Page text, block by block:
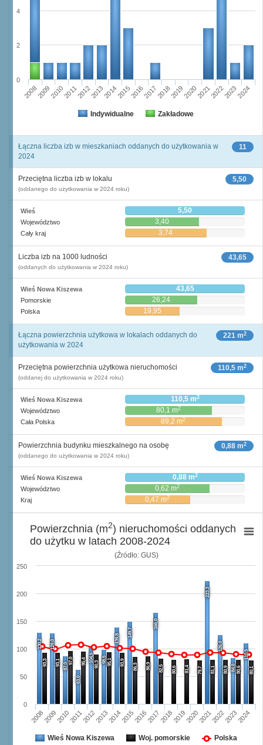
Indywidualne Zakładowe
20082009201020112012201320142015201620172018201920202021202220232024
0
2
4
11
Łączna liczba izb w mieszkaniach oddanych do użytkowania w
2024
5,50
Przeciętna liczba izb w lokalu
(oddanego do użytkowania w 2024 roku)
Wieś 5,50
Województwo 3,40
Cały kraj 3,74
43,65
Liczba izb na 1000 ludności
(oddanych do użytkowania w 2024 roku)
Wieś Nowa Kiszewa 43,65
Pomorskie 26,24
Polska 19,95
221 m2
Łączna powierzchnia użytkowa w lokalach oddanych do
użytkowania w 2024
110,5 m2
Przeciętna powierzchnia użytkowa nieruchomości
(oddanej do użytkowania w 2024 roku)
Wieś Nowa Kiszewa 110,5 m2
Województwo 80,1 m2
Cała Polska 89,2 m2
0,88 m2
Powierzchnia budynku mieszkalnego na osobę
(oddanego do użytkowania w 2024 roku)
Wieś Nowa Kiszewa 0,88 m2
Województwo 0,62 m2
Kraj 0,47 m2
(Źródło: GUS)
130,2 129,0
87,0
63,0
104,5 98,5
139,8
149,7
166,0
223,3
126,0
84,0
110,5
93,3 93,1 97,0 95,4 90,3 95,1 93,9 86,3 86,9 82,5 80,6 81,4 79,7 81,1 80,9 80,6 80,1
20082009201020112012201320142015201620172018201920202021202220232024
0
50
100
150
200
250
Powierzchnia (m2) nieruchomości oddanych
do użytku w latach 2008-2024
Wieś Nowa Kiszewa Woj. pomorskie Polska